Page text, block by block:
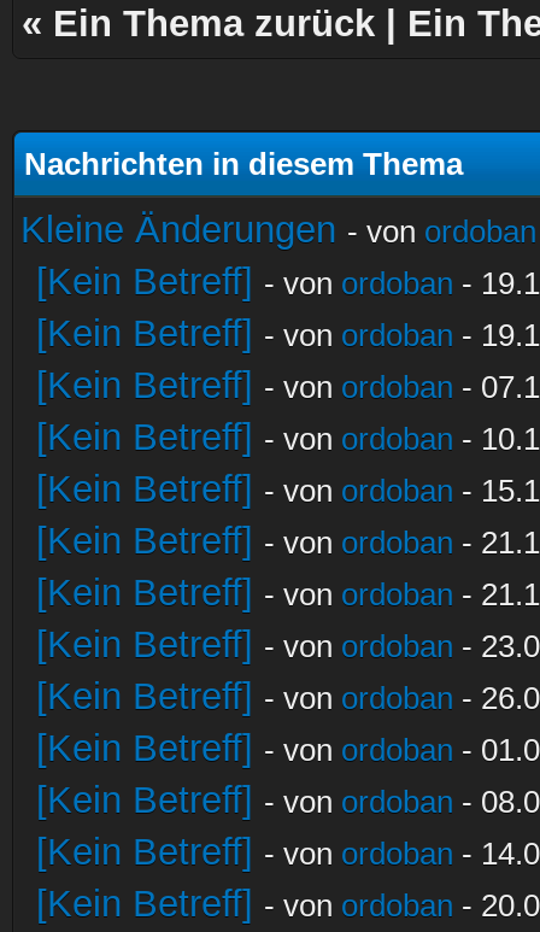
« Ein Thema zurück Ein
Nachrichten in diesem Thema
Kleine Änderungen - von ordoban
[Kein Betreff] - von ordoban -
[Kein Betreff] - von ordoban -
[Kein Betreff] - von ordoban -
[Kein Betreff] - von ordoban -
[Kein Betreff] - von ordoban -
[Kein Betreff] - von ordoban -
[Kein Betreff] - von ordoban -
[Kein Betreff] - von ordoban -
[Kein Betreff] - von ordoban -
[Kein Betreff] - von ordoban -
[Kein Betreff] - von ordoban -
[Kein Betreff] - von ordoban -
[Kein Betreff] - von ordoban -